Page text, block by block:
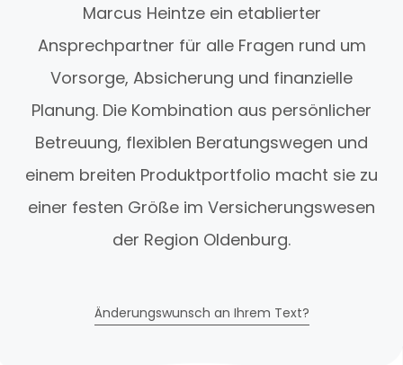
Marcus Heintze ein etablierter
Ansprechpartner für alle Fragen rund um
Vorsorge, Absicherung und finanzielle
Planung. Die Kombination aus persönlicher
Betreuung, flexiblen Beratungswegen und
einem breiten Produktportfolio macht sie zu
einer festen Größe im Versicherungswesen
der Region Oldenburg.
Änderungswunsch an Ihrem Text?